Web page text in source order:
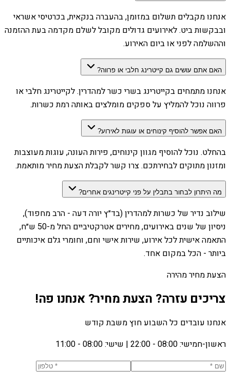
אנחנו מקבלים תשלום במזומן, בהעברה בנקאית, בכרטיסי אשראי
ובבקשות ביט. לאירועים גדולים מקובל לשלם מקדמה בעת ההזמנה
וההשלמה לפני או ביום האירוע.
האם אתם עושים גם קייטרינג חלבי או פרווה?
אנחנו מתמחים בקייטרינג בשרי כשר למהדרין. לקייטרינג חלבי או
פרווה נוכל להמליץ על ספקים מומלצים באותה רמת כשרות.
האם אפשר להוסיף קינוחים או עוגות לאירוע?
בהחלט. נוכל להוסיף מגוון קינוחים, פירות העונה, עוגות מעוצבות
ומזנון מתוקים לבחירתכם. צרו קשר לקבלת הצעת מחיר מותאמת.
מה היתרון לבחור בתבלין על פני קייטרינגים אחרים?
שילוב נדיר של כשרות למהדרין (בד״ץ יורה דעה - הרב מחפוד),
ניסיון של שנים באירועים, מחירים אטרקטיביים החל מ-50 ש״ח,
התאמה אישית לכל אירוע, שירות אישי וחם, וחומרי גלם איכותיים
ביותר - הכל במקום אחד.
הצעת מחיר מהירה
צריכים עזרה? הצעת מחיר? אנחנו פה!
אנחנו עובדים כל השבוע חוץ משבת קודש
ראשון-חמישי: 08:00 - 22:00
| שישי: 08:00 - 11:00